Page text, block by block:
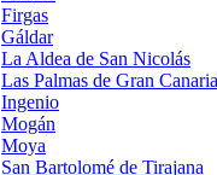
Firgas
Gáldar
La Aldea de San Nicolás
Las Palmas de Gran Canaria
Ingenio
Mogán
Moya
San Bartolomé de Tirajana